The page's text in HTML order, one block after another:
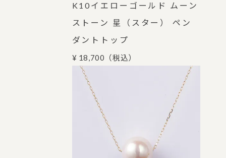
K10イエローゴールド ムーン
ストーン 星（スター） ペン
ダントトップ
¥ 18,700 （税込）